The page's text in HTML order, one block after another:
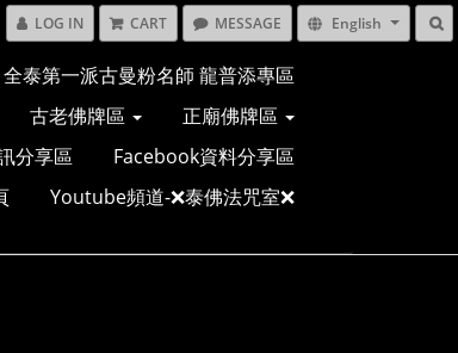
LOG IN CART MESSAGE English
全泰第一派古曼粉名師 龍普添專區
古老佛牌區
正廟佛牌區
分享區
Facebook資料分享區
Youtube頻道-❌泰佛法咒室❌